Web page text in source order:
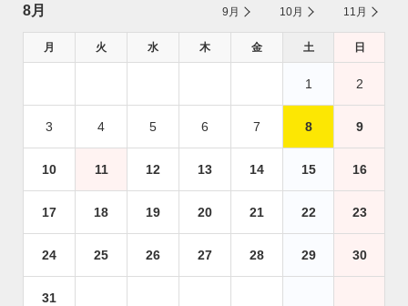
8月 9月 10月 11月
月 火 水 木 金 土 日
1 2
3 4 5 6 7 8 9
10 11 12 13 14 15 16
17 18 19 20 21 22 23
24 25 26 27 28 29 30
31